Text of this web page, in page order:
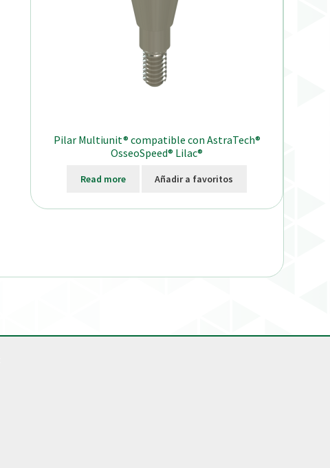
Pilar Multiunit® compatible con AstraTech®
OsseoSpeed® Lilac®
Read more Añadir a favoritos